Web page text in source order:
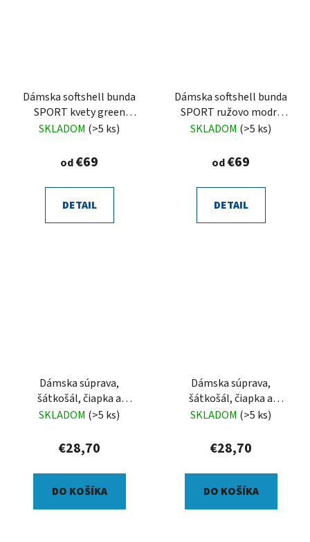
Dámska softshell bunda
SPORT kvety green
romantic
SKLADOM (>5 ks)
od€69
DETAIL
Dámska softshell bunda
SPORT ružovo modrý
štetec MAXI
SKLADOM (>5 ks)
od€69
DETAIL
Dámska súprava,
šátkošál, čiapka a
palčiaky, farebné kvety
SKLADOM (>5 ks)
€28,70
DO KOŠÍKA
Dámska súprava,
šátkošál, čiapka a
palčiaky, ružový kvet
SKLADOM (>5 ks)
€28,70
DO KOŠÍKA